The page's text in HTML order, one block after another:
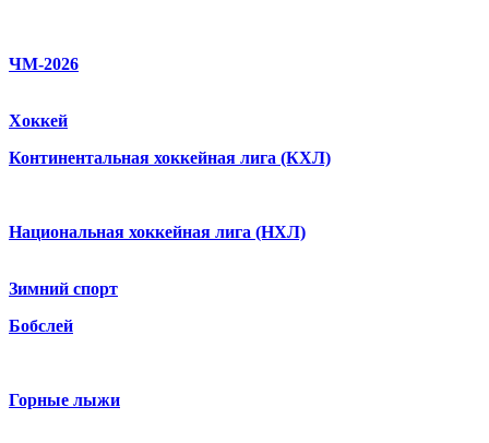
ЧМ-2026
Хоккей
Континентальная хоккейная лига (КХЛ)
Национальная хоккейная лига (НХЛ)
Зимний спорт
Бобслей
Горные лыжи